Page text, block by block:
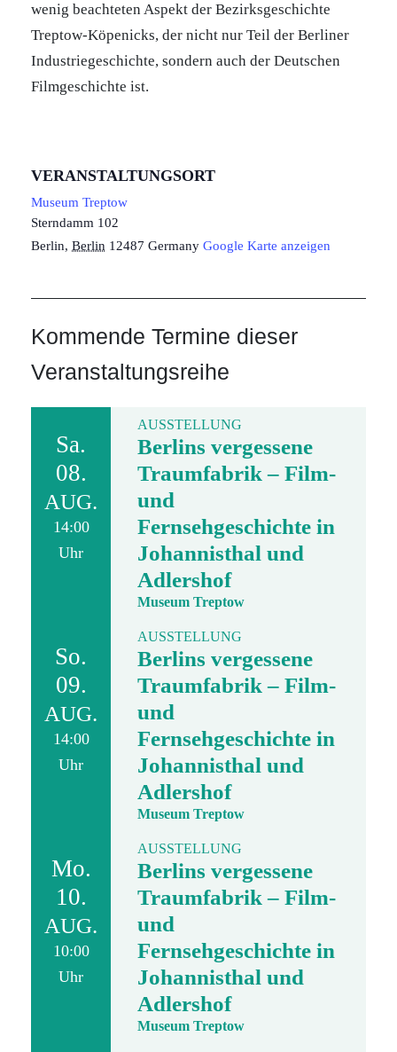
wenig beachteten Aspekt der Bezirksgeschichte
Treptow-Köpenicks, der nicht nur Teil der Berliner
Industriegeschichte, sondern auch der Deutschen
Filmgeschichte ist.
VERANSTALTUNGSORT
Museum Treptow
Sterndamm 102
Berlin, Berlin 12487 Germany Google Karte anzeigen
Kommende Termine dieser
Veranstaltungsreihe
Sa.
08.
AUG.
14:00
Uhr
AUSSTELLUNG
Berlins vergessene
Traumfabrik – Film-
und
Fernsehgeschichte in
Johannisthal und
Adlershof
Museum Treptow
So.
09.
AUG.
14:00
Uhr
AUSSTELLUNG
Berlins vergessene
Traumfabrik – Film-
und
Fernsehgeschichte in
Johannisthal und
Adlershof
Museum Treptow
Mo.
10.
AUG.
10:00
Uhr
AUSSTELLUNG
Berlins vergessene
Traumfabrik – Film-
und
Fernsehgeschichte in
Johannisthal und
Adlershof
Museum Treptow